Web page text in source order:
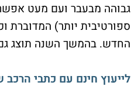
גבוהה מבעבר ועם מעט
ספורטיבית יותר) המדוברת
החדש. בהמשך השנה תוצג גם פורשה 911 טורבו חדשה שכמובן
לייעוץ חינם עם כתבי הרכב של